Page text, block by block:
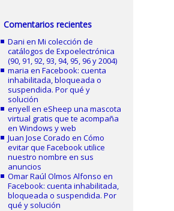
Comentarios recientes
Dani enMi colección de
catálogos de Expoelectrónica
(90, 91, 92, 93, 94, 95, 96 y 2004)
maria enFacebook: cuenta
inhabilitada, bloqueada o
suspendida. Por qué y
solución
enyell eneSheep una mascota
virtual gratis que te acompaña
en Windows y web
Juan Jose Corado enCómo
evitar que Facebook utilice
nuestro nombre en sus
anuncios
Omar Raúl Olmos Alfonso en
Facebook: cuenta inhabilitada,
bloqueada o suspendida. Por
qué y solución